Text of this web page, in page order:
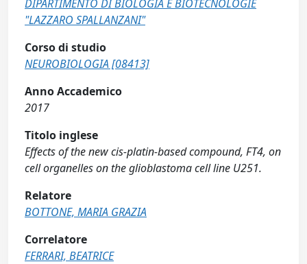
DIPARTIMENTO DI BIOLOGIA E BIOTECNOLOGIE
"LAZZARO SPALLANZANI"
Corso di studio
NEUROBIOLOGIA [08413]
Anno Accademico
2017
Titolo inglese
Effects of the new cis-platin-based compound, FT4, on
cell organelles on the glioblastoma cell line U251.
Relatore
BOTTONE, MARIA GRAZIA
Correlatore
FERRARI, BEATRICE